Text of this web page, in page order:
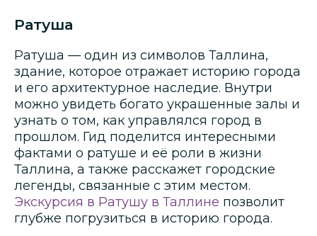
Ратуша
Ратуша — один из символов Таллина,
здание, которое отражает историю города
и его архитектурное наследие. Внутри
можно увидеть богато украшенные залы и
узнать о том, как управлялся город в
прошлом. Гид поделится интересными
фактами о ратуше и её роли в жизни
Таллина, а также расскажет городские
легенды, связанные с этим местом.
Экскурсия в Ратушу в Таллине позволит
глубже погрузиться в историю города.